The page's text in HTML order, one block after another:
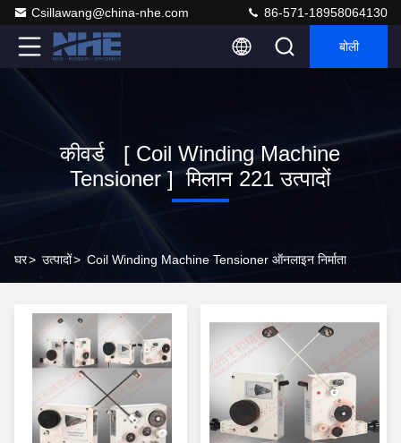
Csillawang@china-nhe.com 86-571-18958064130
बोली
कीवर्ड [ Coil Winding Machine
Tensioner ] मिलान 221 उत्पादों
घर> उत्पादों> Coil Winding Machine Tensioner ऑनलाइन निर्माता